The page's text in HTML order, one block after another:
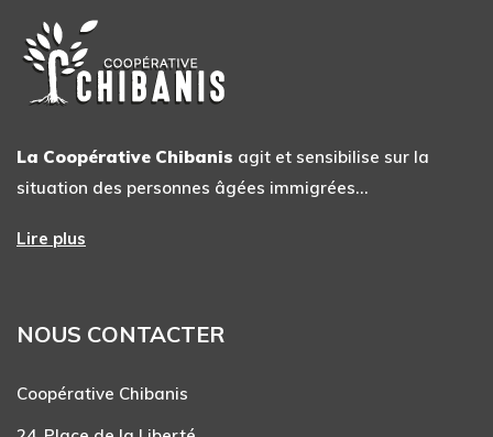
La Coopérative Chibanis agit et sensibilise sur la
situation des personnes âgées immigrées…
Lire plus
NOUS CONTACTER
Coopérative Chibanis